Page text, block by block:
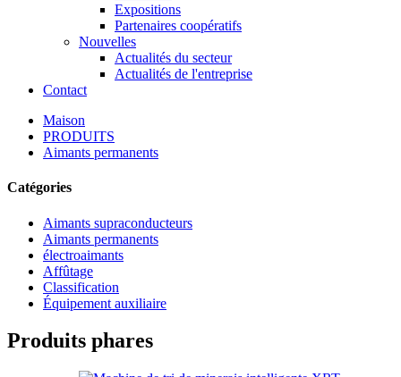
Expositions
Partenaires coopératifs
Nouvelles
Actualités du secteur
Actualités de l'entreprise
Contact
Maison
PRODUITS
Aimants permanents
Catégories
Aimants supraconducteurs
Aimants permanents
électroaimants
Affûtage
Classification
Équipement auxiliaire
Produits phares